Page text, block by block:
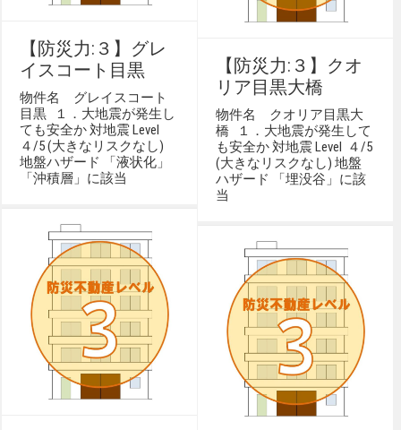
【防災力:３】グレ
イスコート目黒
物件名 グレイスコート
目黒 １．大地震が発生し
ても安全か 対地震 Level
４/5 (大きなリスクなし)
地盤ハザード 「液状化」
「沖積層」に該当
【防災力:３】クオ
リア目黒大橋
物件名 クオリア目黒大
橋 １．大地震が発生して
も安全か 対地震 Level ４/5
(大きなリスクなし) 地盤
ハザード 「埋没谷」に該
当